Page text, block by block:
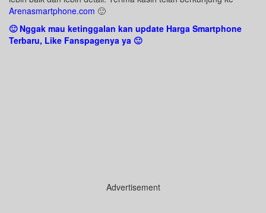
Arenasmartphone.com 🙂
🙂 Nggak mau ketinggalan kan update Harga Smartphone
Terbaru, Like Fanspagenya ya 🙂
Advertisement